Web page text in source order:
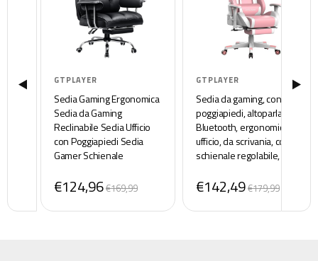
GTPLAYER
Sedia Gaming Ergonomica
Sedia da Gaming
Reclinabile Sedia Ufficio
con Poggiapiedi Sedia
Gamer Schienale
Gioco Nero
€124,96€169,99
GTPLAYER
Sedia da gaming, con
poggiapiedi, altoparlante
Bluetooth, ergonomica, da
ufficio, da scrivania, con
schienale regolabile,
rosa
€142,49€179,99